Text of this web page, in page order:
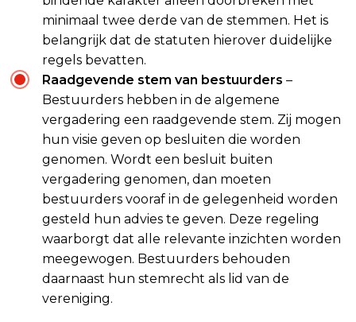
minimaal twee derde van de stemmen. Het is
belangrijk dat de statuten hierover duidelijke
regels bevatten.
Raadgevende stem van bestuurders –
Bestuurders hebben in de algemene
vergadering een raadgevende stem. Zij mogen
hun visie geven op besluiten die worden
genomen. Wordt een besluit buiten
vergadering genomen, dan moeten
bestuurders vooraf in de gelegenheid worden
gesteld hun advies te geven. Deze regeling
waarborgt dat alle relevante inzichten worden
meegewogen. Bestuurders behouden
daarnaast hun stemrecht als lid van de
vereniging.